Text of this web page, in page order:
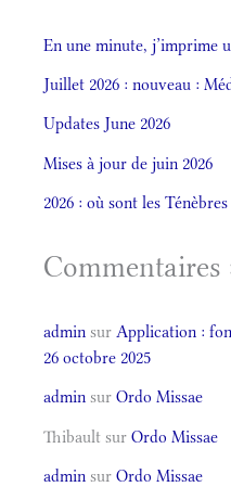
En une minute, j’imprime
Juillet 2026 : nouveau :
Updates June 2026
Mises à jour de juin 2026
2026 : où sont les Ténèbres
Commentaires
admin sur Application :
26 octobre 2025
admin sur Ordo Missae
Thibault sur Ordo Missae
admin sur Ordo Missae